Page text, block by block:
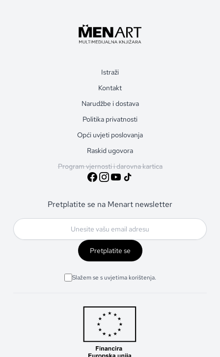
Istraži
Kontakt
Narudžbe i dostava
Politika privatnosti
Opći uvjeti poslovanja
Raskid ugovora
Program vjernosti i darovna kartica
Pretplatite se na Menart newsletter
Pretplatite se
Slažem se s uvjetima korištenja.